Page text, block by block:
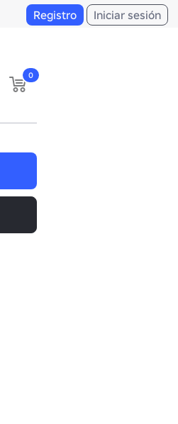
Registro Iniciar sesión
0